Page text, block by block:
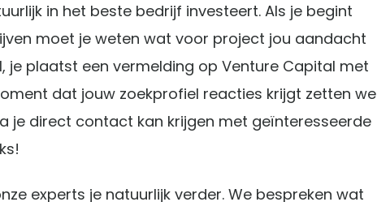
in het beste bedrijf investeert. Als je begint
moet je weten wat voor project jou aandacht
je plaatst een vermelding op Venture Capital met
dat jouw zoekprofiel reacties krijgt zetten we
je direct contact kan krijgen met geïnteresseerde
experts je natuurlijk verder. We bespreken wat